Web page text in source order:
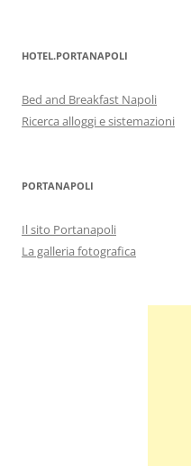
HOTEL.PORTANAPOLI
Bed and Breakfast Napoli
Ricerca alloggi e sistemazioni
PORTANAPOLI
Il sito Portanapoli
La galleria fotografica